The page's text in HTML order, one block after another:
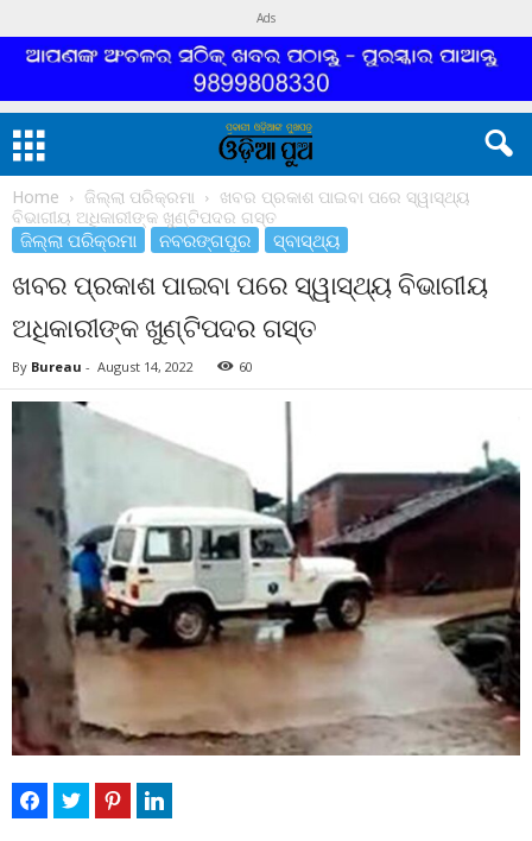
Ads
Home ଜିଲ୍ଲା ପରିକ୍ରମା
ଖବର ପ୍ରକାଶ ପାଇବା ପରେ ସ୍ୱାସ୍ଥ୍ୟ
ବିଭାଗୀୟ ଅଧିକାରୀଙ୍କ ଖୁଣ୍ଟିପଦର ଗସ୍ତ
ଜିଲ୍ଲା ପରିକ୍ରମା ନବରଙ୍ଗପୁର ସ୍ବାସ୍ଥ୍ୟ
ଖବର ପ୍ରକାଶ ପାଇବା ପରେ ସ୍ୱାସ୍ଥ୍ୟ ବିଭାଗୀୟ
ଅଧିକାରୀଙ୍କ ଖୁଣ୍ଟିପଦର ଗସ୍ତ
By Bureau - August 14, 2022 60